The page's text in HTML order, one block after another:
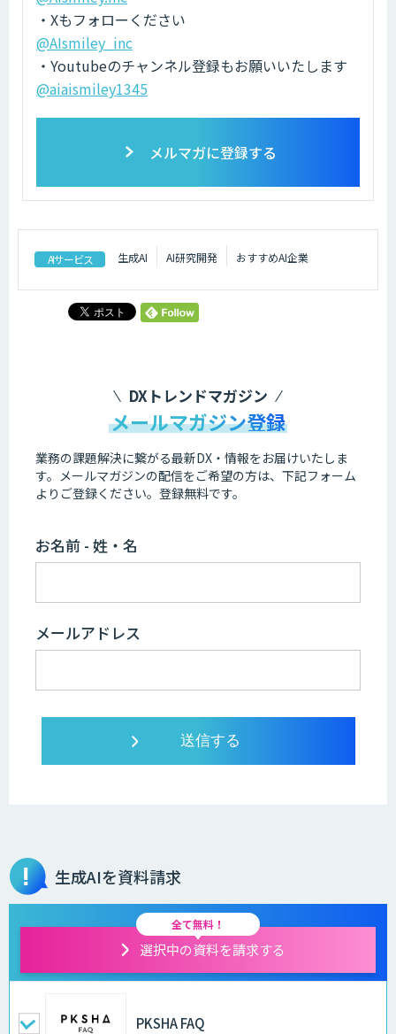
・Xもフォローください
@AIsmiley_inc
・Youtubeのチャンネル登録もお願いいたします
@aiaismiley1345
メルマガに登録する
AIサービス 生成AI AI研究開発 おすすめAI企業
DXトレンドマガジン
メールマガジン登録
業務の課題解決に繋がる最新DX・情報をお届けいたしま
す。 メールマガジンの配信をご希望の方は、下記フォーム
よりご登録ください。登録無料です。
お名前 - 姓・名
メールアドレス
生成AIを資料請求
全て無料！
選択中の資料を請求する
PKSHA FAQ